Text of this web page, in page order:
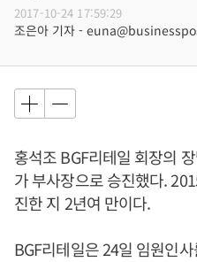
2017-10-24 17:59:29
조은아 기자 -
홍석조 BGF리테일 회장의
가 부사장으로 승진했다.
진한 지 2년여 만이다.
BGF리테일은 24일 임원인